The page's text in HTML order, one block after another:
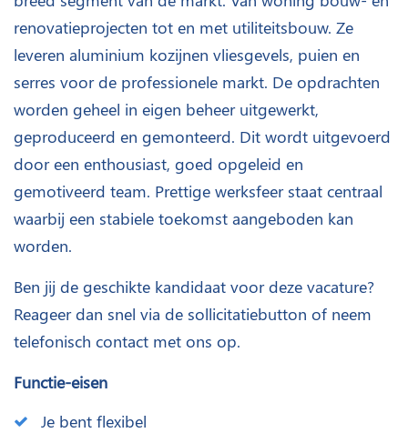
renovatieprojecten tot en met utiliteitsbouw. Ze
leveren aluminium kozijnen vliesgevels, puien en
serres voor de professionele markt. De opdrachten
worden geheel in eigen beheer uitgewerkt,
geproduceerd en gemonteerd. Dit wordt uitgevoerd
door een enthousiast, goed opgeleid en
gemotiveerd team. Prettige werksfeer staat centraal
waarbij een stabiele toekomst aangeboden kan
worden.
Ben jij de geschikte kandidaat voor deze vacature?
Reageer dan snel via de sollicitatiebutton of neem
telefonisch contact met ons op.
Functie-eisen
Je bent flexibel